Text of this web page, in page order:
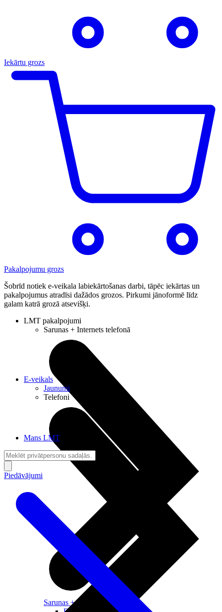
Iekārtu grozs
Pakalpojumu grozs
Šobrīd notiek e-veikala labiekārtošanas darbi, tāpēc iekārtas un
pakalpojumus atradīsi dažādos grozos. Pirkumi jānoformē līdz
galam katrā grozā atsevišķi.
LMT pakalpojumi
Sarunas + Internets telefonā
Sarunas + Internets
E-veikals
Jaunumi
Telefoni
Mans LMT
Piedāvājumi